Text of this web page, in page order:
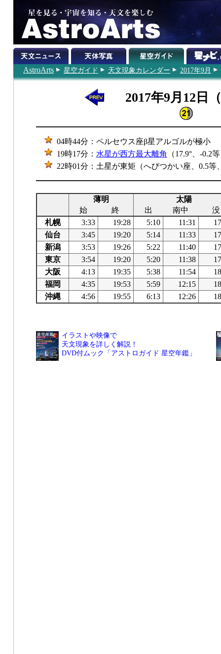
AstroArts 星空ガイド 天文現象カレンダー 2017年9月
2017年9月12日
04時44分：ペルセウス座β星アルゴルが極小
19時17分： 水星が西方最大離角
（17.9°、-0.2
22時01分：土星が東矩（へびつかい座、0.5等
薄明
太陽
始
終 出 南中
没
札幌
3:33 19:28 5:10 11:31
仙台
3:45 19:20 5:14 11:33
新潟
3:53 19:26 5:22 11:40
東京
3:54 19:20 5:20 11:38
大阪
4:13 19:35 5:38 11:54
福岡
4:35 19:53 5:59 12:15
沖縄
4:56 19:55 6:13 12:26
イラストや映像で
天文現象を詳しく解説！
DVD付ムック「アストロガイド 星空年鑑」